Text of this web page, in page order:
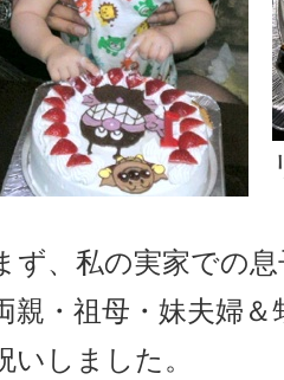
ず、私の実家での
親・祖母・妹夫婦
いしました。